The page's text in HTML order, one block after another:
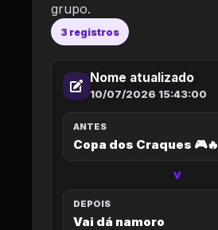
grupo.
3 registros
Nome atualizado
10/07/2026 15:43:00
ANTES
Copa dos Craques 🎮🔥
>
DEPOIS
Vai dá namoro